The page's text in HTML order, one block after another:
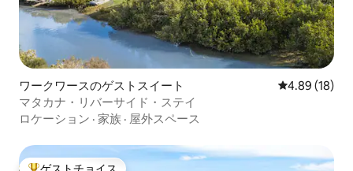
ワークワースのゲストスイート レビュー18
4.89 (18)
マタカナ・リバーサイド・ステイ
ロケーション · 家族 · 屋外スペース